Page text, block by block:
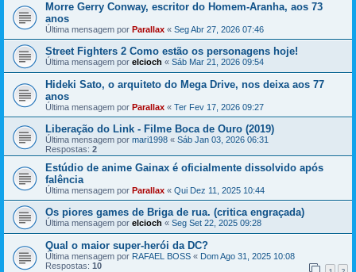
Morre Gerry Conway, escritor do Homem-Aranha, aos 73
anos
Última mensagem por Parallax « Seg Abr 27, 2026 07:46
Street Fighters 2 Como estão os personagens hoje!
Última mensagem por elcioch « Sáb Mar 21, 2026 09:54
Hideki Sato, o arquiteto do Mega Drive, nos deixa aos 77
anos
Última mensagem por Parallax « Ter Fev 17, 2026 09:27
Liberação do Link - Filme Boca de Ouro (2019)
Última mensagem por mari1998 « Sáb Jan 03, 2026 06:31
Respostas: 2
Estúdio de anime Gainax é oficialmente dissolvido após
falência
Última mensagem por Parallax « Qui Dez 11, 2025 10:44
Os piores games de Briga de rua. (critica engraçada)
Última mensagem por elcioch « Seg Set 22, 2025 09:28
Qual o maior super-herói da DC?
Última mensagem por RAFAEL BOSS « Dom Ago 31, 2025 10:08
Respostas: 10